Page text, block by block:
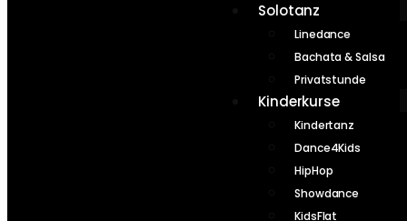
Solotanz
Linedance
Bachata & Salsa
Privatstunde
Kinderkurse
Kindertanz
Dance4Kids
HipHop
Showdance
KidsFlat